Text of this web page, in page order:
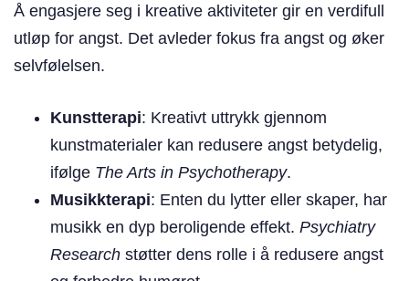
Å engasjere seg i kreative aktiviteter gir en verdifull
utløp for angst. Det avleder fokus fra angst og øker
selvfølelsen.
Kunstterapi: Kreativt uttrykk gjennom
kunstmaterialer kan redusere angst betydelig,
ifølge The Arts in Psychotherapy.
Musikkterapi: Enten du lytter eller skaper, har
musikk en dyp beroligende effekt. Psychiatry
Research støtter dens rolle i å redusere angst